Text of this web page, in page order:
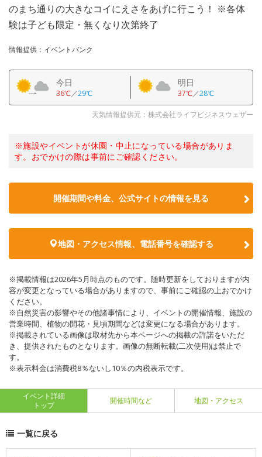
のまち通りの大きなコイにえさをあげに行こう！ ※各体
験は子ども限定・無くなり次第終了
情報提供：イベントバンク
今日
36℃／29℃
明日
37℃／28℃
天気情報提供元：株式会社ライフビジネスウェザー
※施設やイベントが休園・中止になっている場合がありま
す。おでかけの際は事前にご確認ください。
開催期間や料金、公式サイトの情報を見る
地図・アクセス情報、電話番号を確認する
※掲載情報は2026年5月時点のものです。随時更新をしておりますが内
容が変更となっている場合がありますので、事前にご確認の上おでかけ
ください。
※自然災害の影響やその他諸事情により、イベントの開催情報、施設の
営業時間、植物の開花・見頃期間などは変更になる場合があります。
※掲載されている画像は取材先から本ページへの掲載の許諾をいただ
き、提供されたものとなります。画像の無断転載(二次使用)は禁止で
す。
※表示料金は消費税8％ないし10％の内税表示です。
イベント詳細
トップ
開催時間など 地図・アクセス
一覧に戻る